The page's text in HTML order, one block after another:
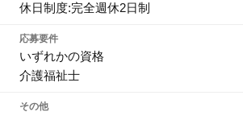
休日制度:完全週休2日制
応募要件
いずれかの資格
介護福祉士
その他